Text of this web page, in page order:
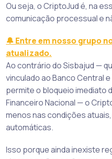
Ou seja, o CriptoJud é, na
comunicação processual e
🔔 Entre em nosso grupo
atualizado.
Ao contrário do Sisbajud —
vinculado ao Banco Central
permite o bloqueio imediato
Financeiro Nacional — o
menos nas condições
automáticas.
Isso porque ainda inexiste